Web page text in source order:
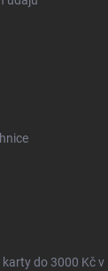
do 3000 Kč v